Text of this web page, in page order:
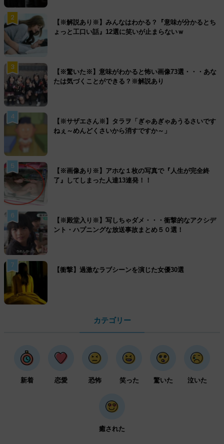
2
【※解説あり※】みんなはわかる？『意味が分かるとち
ょっと工口い話』12選に笑いが止まらないｗ
3
【※驚いた※】意味がわかると怖い画像73選・・・あな
たは気づくことができる？※解説あり
4
【※サザエさん※】タラヲ「ぎゃあぎゃあうるさいです
ねぇ～めんどくさいから消すですか～」
5
【※画像あり※】アホな１枚の写真で『人生が完全終
了』してしまった人達13連発！！
6
【※殿堂入り※】写しちゃダメ・・・衝撃的なアクシデ
ント・ハプニングな放送事故まとめ５０選！
7
【衝撃】過激なラブシーンを演じた女優30選
カテゴリー
新着 恋愛 恐怖 笑った 驚いた 泣いた
癒された